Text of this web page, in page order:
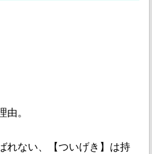
由。
れない、【ついげき】は持